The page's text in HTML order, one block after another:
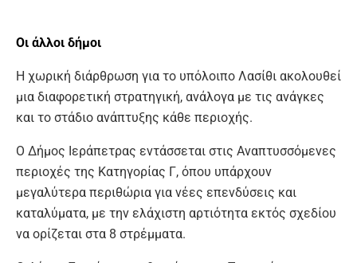
Οι άλλοι δήμοι
Η χωρική διάρθρωση για το υπόλοιπο Λασίθι ακολουθεί
μια διαφορετική στρατηγική, ανάλογα με τις ανάγκες
και το στάδιο ανάπτυξης κάθε περιοχής.
Ο Δήμος Ιεράπετρας εντάσσεται στις Αναπτυσσόμενες
περιοχές της Κατηγορίας Γ, όπου υπάρχουν
μεγαλύτερα περιθώρια για νέες επενδύσεις και
καταλύματα, με την ελάχιστη αρτιότητα εκτός σχεδίου
να ορίζεται στα 8 στρέμματα.